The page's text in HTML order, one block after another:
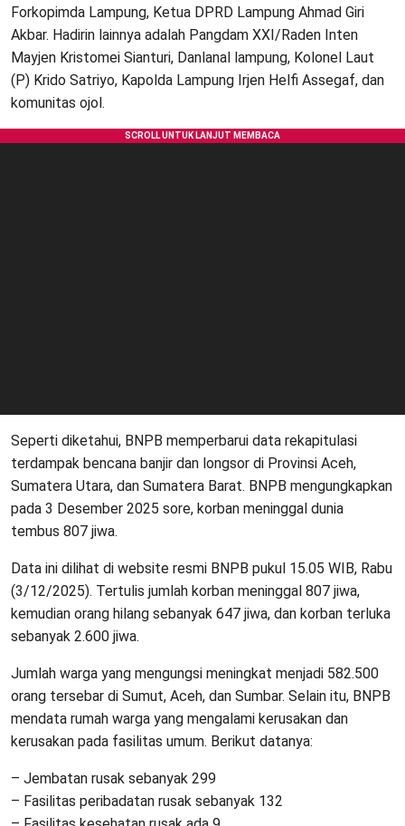
Forkopimda Lampung, Ketua DPRD Lampung Ahmad Giri
Akbar. Hadirin lainnya adalah Pangdam XXI/Raden Inten
Mayjen Kristomei Sianturi, Danlanal lampung, Kolonel Laut
(P) Krido Satriyo, Kapolda Lampung Irjen Helfi Assegaf, dan
komunitas ojol.
Seperti diketahui, BNPB memperbarui data rekapitulasi
terdampak bencana banjir dan longsor di Provinsi Aceh,
Sumatera Utara, dan Sumatera Barat. BNPB mengungkapkan
pada 3 Desember 2025 sore, korban meninggal dunia
tembus 807 jiwa.
Data ini dilihat di website resmi BNPB pukul 15.05 WIB, Rabu
(3/12/2025). Tertulis jumlah korban meninggal 807 jiwa,
kemudian orang hilang sebanyak 647 jiwa, dan korban terluka
sebanyak 2.600 jiwa.
Jumlah warga yang mengungsi meningkat menjadi 582.500
orang tersebar di Sumut, Aceh, dan Sumbar. Selain itu, BNPB
mendata rumah warga yang mengalami kerusakan dan
kerusakan pada fasilitas umum. Berikut datanya:
– Jembatan rusak sebanyak 299
– ⁠Fasilitas peribadatan rusak sebanyak 132